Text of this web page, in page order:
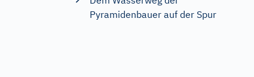
Pyramidenbauer auf der Spur